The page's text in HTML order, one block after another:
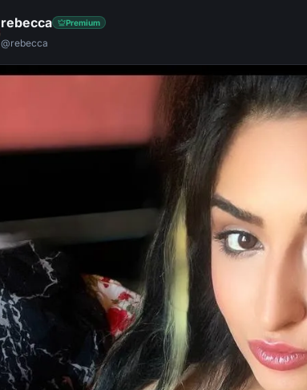
rebecca Premium
@rebecca